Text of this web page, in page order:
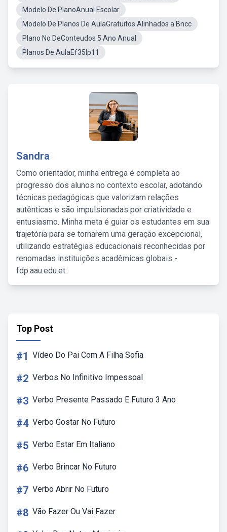
Modelo De PlanoAnual Escolar
Modelo De Planos De AulaGratuitos Alinhados a Bncc
Plano No DeConteudos 5 Ano Anual
Planos De AulaEf35lp11
Sandra
Como orientador, minha entrega é completa ao
progresso dos alunos no contexto escolar, adotando
técnicas pedagógicas que valorizam relações
autênticas e são impulsionadas por criatividade e
entusiasmo. Minha meta é guiar os estudantes em sua
trajetória para se tornarem uma geração excepcional,
utilizando estratégias educacionais reconhecidas por
renomadas instituições acadêmicas globais -
fdp.aau.edu.et.
Top Post
#1 Vídeo Do Pai Com A Filha Sofia
#2 Verbos No Infinitivo Impessoal
#3 Verbo Presente Passado E Futuro 3 Ano
#4 Verbo Gostar No Futuro
#5 Verbo Estar Em Italiano
#6 Verbo Brincar No Futuro
#7 Verbo Abrir No Futuro
#8 Vão Fazer Ou Vai Fazer